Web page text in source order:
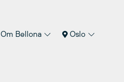
Om Bellona Oslo